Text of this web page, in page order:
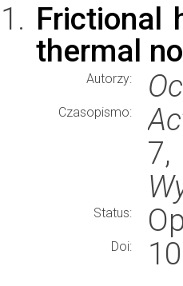
Frictional
thermal
Autorzy:
Czasopismo:
Status:
Doi: